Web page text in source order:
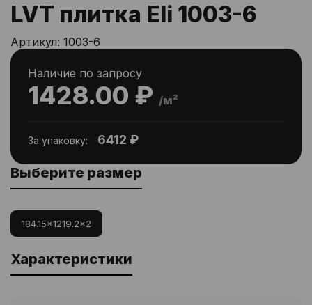
LVT плитка Eli 1003-6
Артикул: 1003-6
1428.00 ₽ /м²
Наличие по запросу
За упаковку: 6412 ₽
Выберите размер
184.15x1219.2x2
Характеристики